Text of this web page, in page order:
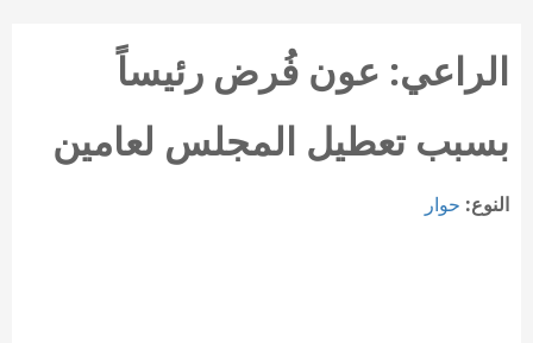
الراعي: عون فُرض رئيساً
بسبب تعطيل المجلس لعامين
النوع: حوار